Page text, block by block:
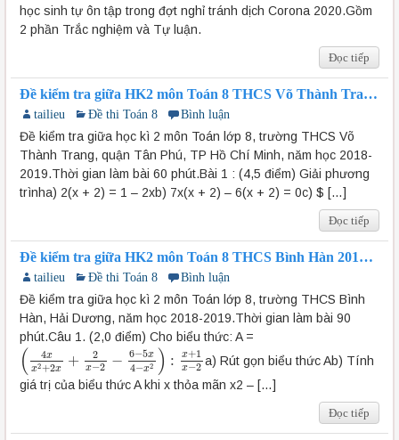
học sinh tự ôn tập trong đợt nghỉ tránh dịch Corona 2020.Gồm
2 phần Trắc nghiệm và Tự luận.
Đọc tiếp
Đề kiểm tra giữa HK2 môn Toán 8 THCS Võ Thành Trang
2018-2019
tailieu Đề thi Toán 8 Bình luận
Đề kiểm tra giữa học kì 2 môn Toán lớp 8, trường THCS Võ
Thành Trang, quận Tân Phú, TP Hồ Chí Minh, năm học 2018-
2019.Thời gian làm bài 60 phút.Bài 1 : (4,5 điểm) Giải phương
trìnha) 2(x + 2) = 1 – 2xb) 7x(x + 2) – 6(x + 2) = 0c) $ […]
Đọc tiếp
Đề kiểm tra giữa HK2 môn Toán 8 THCS Bình Hàn 2018-
2019
tailieu Đề thi Toán 8 Bình luận
Đề kiểm tra giữa học kì 2 môn Toán lớp 8, trường THCS Bình
Hàn, Hải Dương, năm học 2018-2019.Thời gian làm bài 90
phút.Câu 1. (2,0 điểm) Cho biểu thức: A =
( 4x
x2+2x + 2
x−2 − 6−5x
4−x2 ) : x+1
x−2
( 4xx2+2 x+ 2x−2 −6 −5x4− x2 ) x+1x−2
a) Rút gọn biểu thức Ab) Tính
giá trị của biểu thức A khi x thỏa mãn x2 – […]
Đọc tiếp